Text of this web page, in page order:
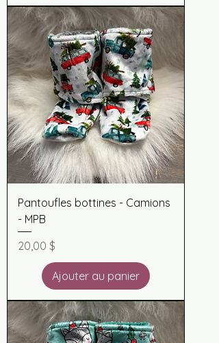
Pantoufles bottines - Camions
- MPB
Prix
20,00 $
Ajouter au panier